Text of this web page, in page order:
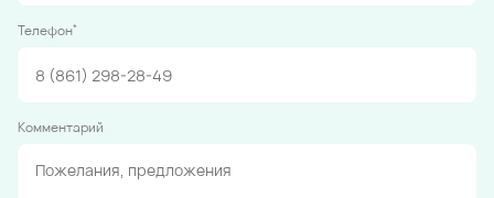
Телефон*
Комментарий